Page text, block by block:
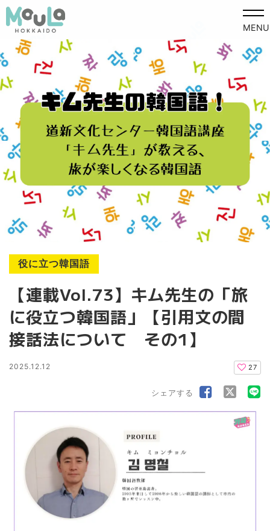
MENU
役に立つ韓国語
【連載Vol.73】キム先生の「旅
に役立つ韓国語」【引用文の間
接話法について その1】
2025.12.12 27
シェアする